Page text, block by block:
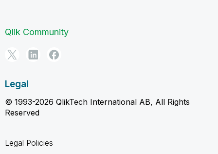
Qlik Community
Legal
© 1993-2026 QlikTech International AB, All Rights
Reserved
Legal Policies